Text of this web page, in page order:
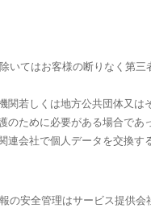
いてはお客様の断りなく第
関若しくは地方公共団体又
のために必要がある場合で
連会社で個人データを交換す
の安全管理はサービス提供